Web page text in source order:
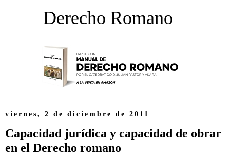
Derecho Romano
viernes, 2 de diciembre de 2011
Capacidad jurídica y capacidad de obrar
en el Derecho romano